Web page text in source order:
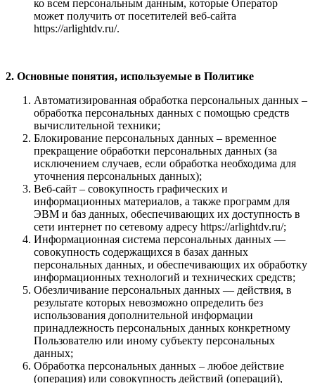
ко всем персональным данным, которые Оператор
может получить от посетителей веб-сайта
https://arlightdv.ru/.
2. Основные понятия, используемые в Политике
Автоматизированная обработка персональных данных –
обработка персональных данных с помощью средств
вычислительной техники;
Блокирование персональных данных – временное
прекращение обработки персональных данных (за
исключением случаев, если обработка необходима для
уточнения персональных данных);
Веб-сайт – совокупность графических и
информационных материалов, а также программ для
ЭВМ и баз данных, обеспечивающих их доступность в
сети интернет по сетевому адресу https://arlightdv.ru/;
Информационная система персональных данных —
совокупность содержащихся в базах данных
персональных данных, и обеспечивающих их обработку
информационных технологий и технических средств;
Обезличивание персональных данных — действия, в
результате которых невозможно определить без
использования дополнительной информации
принадлежность персональных данных конкретному
Пользователю или иному субъекту персональных
данных;
Обработка персональных данных – любое действие
(операция) или совокупность действий (операций),